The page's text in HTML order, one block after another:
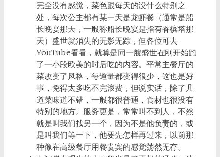
完全没有感觉，菜色跟每天的没什么特别之
处，每次公主都有某一天是龙虾餐（通常是船
长晚宴那天，一般称船长晚宴是指有香槟塔那
天）盛世就消失的无影无踪，但各位可去
YouTube看看，就算是同一艘盛世在刚开始跑
了一小段欧美的时后吃的内容。平常主餐厅的
菜改变了风格，每道量都变得很少，这也是好
事，免得太多吃不完浪费，但说实话，除了几
道菜味道不错，一般都很普通，食材也很没有
特别的地方。服务更是，常常叫不到人，不然
就是叫我们找另一个，因为不是他负责的，或
是叫我们等一下，他要先怎样再过来，以前那
种像在高级餐厅用餐贵宾的感觉荡然无存。